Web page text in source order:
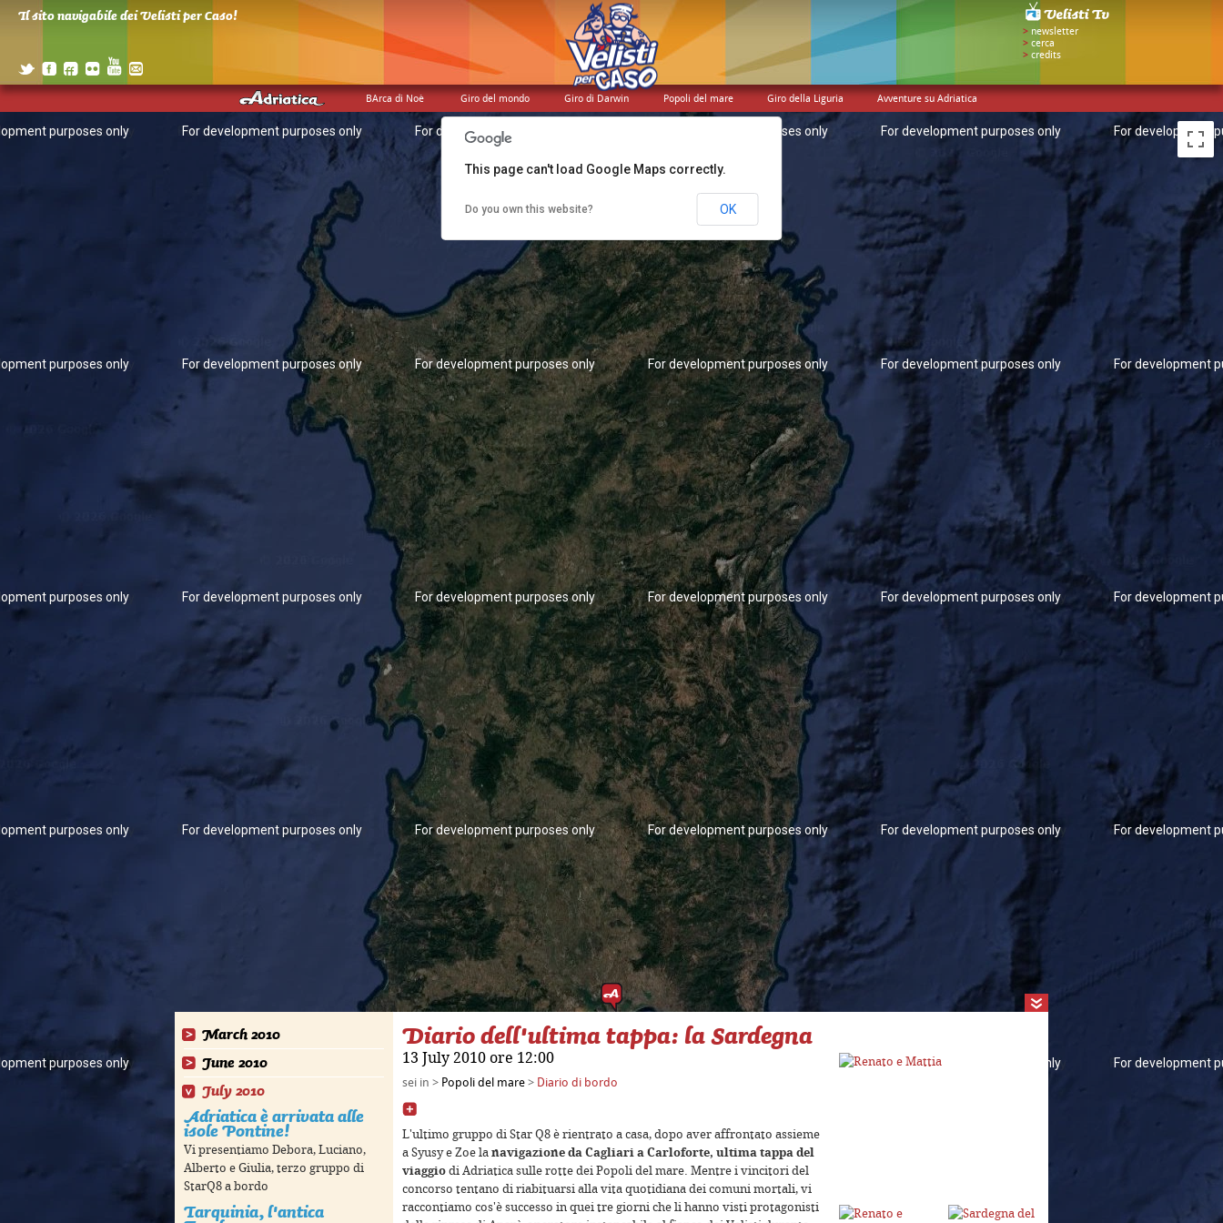
BArca di Noè Giro del mondo Giro di Darwin Popoli del mare Giro della Liguria Avventure su Adriatica
Il sito navigabile dei Velisti per Caso!
> newsletter
> cerca
> credits
For development purposes only
For development purposes only For development purposes only For development purposes only
For development purposes only
For development purposes only
For development purposes only
For development purposes only For development purposes only For development purposes only
For development purposes only For development
For development
For development
purposes only
purposes only
purposes only
purposes only For development purposes only For development purposes only For development
For development purposes only
For development purposes only
purposes only For development purposes only
For development purposes only For development purposes only
For development purposes only For development
This page can't load Google Maps correctly.
Do you own this website? OK
March 2010
June 2010
July 2010
Adriatica è arrivata alle
isole Pontine!
Vi presentiamo Debora, Luciano,
Alberto e Giulia, terzo gruppo di
StarQ8 a bordo
Tarquinia, l'antica
Diario dell'ultima tappa: la Sardegna
13 July 2010 ore 12:00
sei in > Popoli del mare > Diario di bordo
L'ultimo gruppo di Star Q8 è rientrato a casa, dopo aver affrontato assieme
a Syusy e Zoe la navigazione da Cagliari a Carloforte, ultima tappa del
viaggio di Adriatica sulle rotte dei Popoli del mare. Mentre i vincitori del
concorso tentano di riabituarsi alla vita quotidiana dei comuni mortali, vi
raccontiamo cos'è successo in quei tre giorni che li hanno visti protagonisti